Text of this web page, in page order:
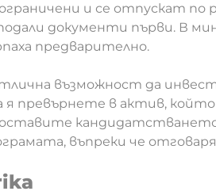
и се отпускат по
документи първи. В
предварително.
възможност да
превърнете в актив, който
кандидатстването
въпреки че